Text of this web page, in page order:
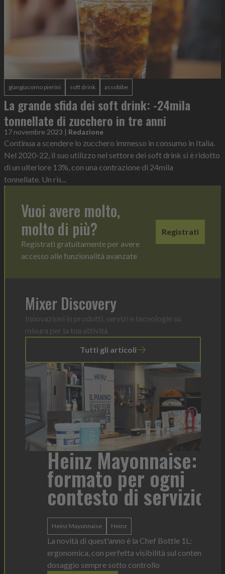
giangiacomo pierini soft drink assobibe
La grande sfida dei soft drink: -24mila
tonnellate di zucchero in tre anni
17 novembre 2023 | Redazione
Continua a scendere lo zucchero immesso in consumo in Italia.
Nel 2020-22, il suo utilizzo nel settore dei soft drink si è ridotto
di un ulteriore 13%, con una contrazione di 24mila
tonnellate. Un ris...
Vuoi avere molto,
molto di più?
Registrati gratuitamente per avere
accesso alle funzionalità avanzate
Registrati
Mixer Discovery
Innovazioni in prodotti, servizi e tecnologie su
misura per la tua attività
Tutti gli articoli
Heinz Mayonnaise: un
formato per ogni
contesto di servizio
Heinz Mayonnaise Heinz
La novità di quest'anno è la Chef Bottle 1L:
ergonomica, con perfetta visibilità sul contenuto e
dosaggio sempre sotto controllo